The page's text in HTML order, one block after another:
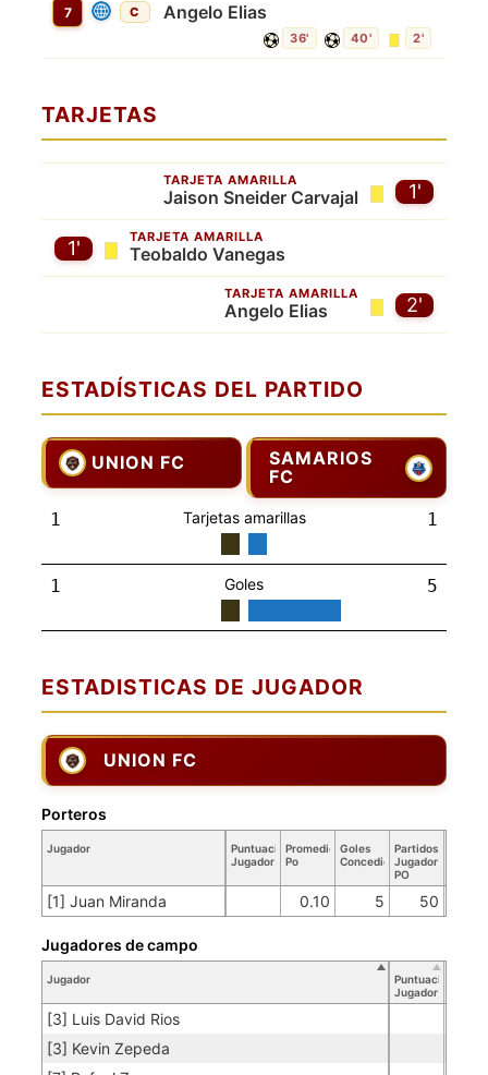
7 C Angelo Elias
36' 40' 2'
TARJETAS
1'
TARJETA AMARILLA
Jaison Sneider Carvajal
TARJETA AMARILLA
Teobaldo Vanegas
1'
2'
TARJETA AMARILLA
Angelo Elias
ESTADÍSTICAS DEL PARTIDO
UNION FC
SAMARIOS
FC
1 Tarjetas amarillas 1
1 Goles 5
ESTADISTICAS DE JUGADOR
UNION FC
Jugador
Puntuación
Jugador
Promedio
Po
Goles
Concedidos
Partidos
Jugador
PO
[1] Juan Miranda 0.10 5 50
Porteros
Jugador
Puntuación
Jugador
[3] Luis David Rios
[3] Kevin Zepeda
Jugadores de campo